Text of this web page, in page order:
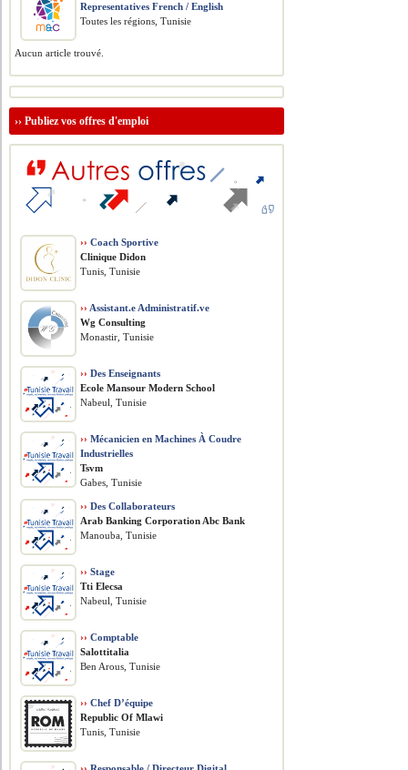
Representatives French / English
Toutes les régions, Tunisie
Aucun article trouvé.
››Publiez vos offres d'emploi
›› Coach Sportive
Clinique Didon
Tunis, Tunisie
›› Assistant.e Administratif.ve
Wg Consulting
Monastir, Tunisie
›› Des Enseignants
Ecole Mansour Modern School
Nabeul, Tunisie
›› Mécanicien en Machines À Coudre
Industrielles
Tsvm
Gabes, Tunisie
›› Des Collaborateurs
Arab Banking Corporation Abc Bank
Manouba, Tunisie
›› Stage
Tti Elecsa
Nabeul, Tunisie
›› Comptable
Salottitalia
Ben Arous, Tunisie
›› Chef D’équipe
Republic Of Mlawi
Tunis, Tunisie